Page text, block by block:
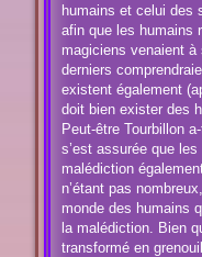
humains et celui des
afin que les humains
magiciens venaient
derniers
existent également
doit bien exister des
Peut-être Tourbillon
s’est assurée que
malédiction
n’étant pas
monde des humains
la malédiction. Bien
transformé en